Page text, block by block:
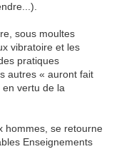
sous moultes
vibratoire et les
pratiques
autres « auront fait
vertu de la
hommes, se retourne
Enseignements